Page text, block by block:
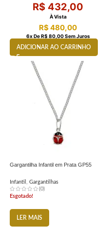
R$ 432,00
À Vista
R$480,00
6X DeR$ 80,00Sem Juros
ADICIONAR AO CARRINHO
Gargantilha Infantil em Prata GP55
Infantil
Gargantilhas
(0)
Esgotado!
LER MAIS